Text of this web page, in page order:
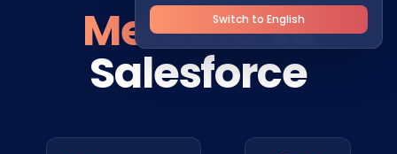
Switch to English
Mercuravs
Salesforce